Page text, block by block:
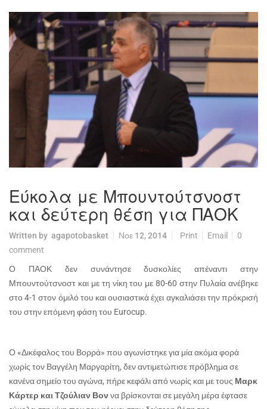
Εύκολα με Μπουντούτσνοστ
και δεύτερη θέση για ΠΑΟΚ
Written by agapotobasket Νοε 12, 2014 Print Email
0
comment
Ο ΠΑΟΚ δεν συνάντησε δυσκολίες απέναντι στην
Μπουντούτσνοστ και με τη νίκη του με 80-60 στην Πυλαία ανέβηκε
στο 4-1 στον όμιλό του και ουσιαστικά έχει αγκαλιάσει την πρόκρισή
του στην επόμενη φάση του Eurocup.
Ο «Δικέφαλος του Βορρά» που αγωνίστηκε για μία ακόμα φορά
χωρίς τον Βαγγέλη Μαργαρίτη, δεν αντιμετώπισε πρόβλημα σε
κανένα σημείο του αγώνα, πήρε κεφάλι από νωρίς και με τους Μαρκ
Κάρτερ και Τζούλιαν Βον να βρίσκονται σε μεγάλη μέρα έφτασε